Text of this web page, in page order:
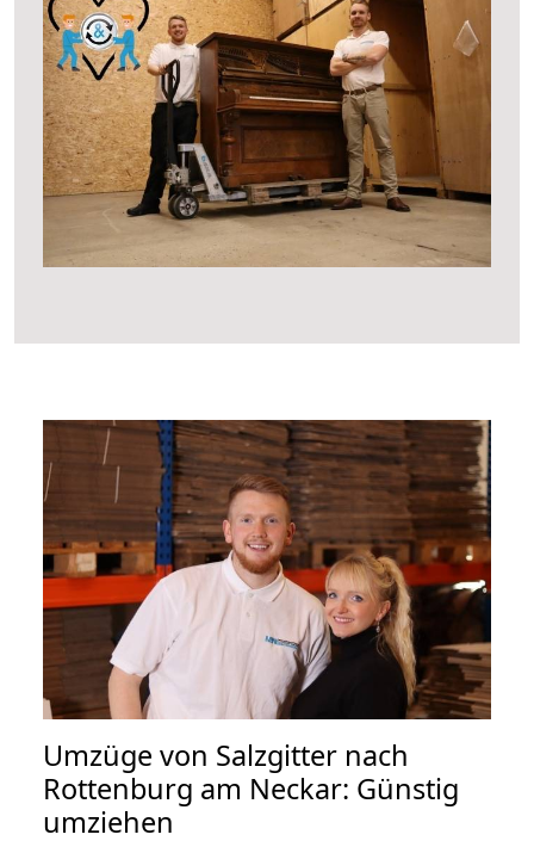
Umzüge von Salzgitter nach
Rottenburg am Neckar: Günstig
umziehen